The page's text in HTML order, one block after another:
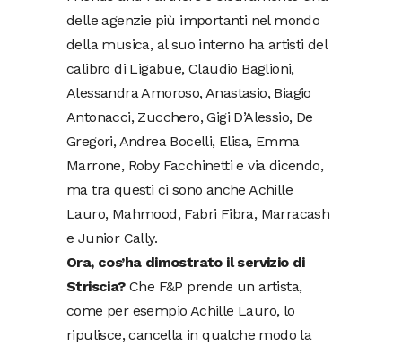
delle agenzie più importanti nel mondo
della musica, al suo interno ha artisti del
calibro di Ligabue, Claudio Baglioni,
Alessandra Amoroso, Anastasio, Biagio
Antonacci, Zucchero, Gigi D’Alessio, De
Gregori, Andrea Bocelli, Elisa, Emma
Marrone, Roby Facchinetti e via dicendo,
ma tra questi ci sono anche Achille
Lauro, Mahmood, Fabri Fibra, Marracash
e Junior Cally.
Ora, cos’ha dimostrato il servizio di
Striscia?Che F&P prende un artista,
come per esempio Achille Lauro, lo
ripulisce, cancella in qualche modo la